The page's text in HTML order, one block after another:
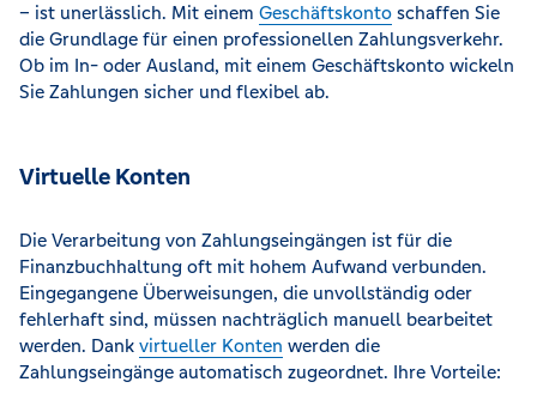
– ist unerlässlich. Mit einem Geschäftskonto schaffen Sie
die Grundlage für einen professionellen Zahlungsverkehr.
Ob im In- oder Ausland, mit einem Geschäftskonto wickeln
Sie Zahlungen sicher und flexibel ab.
Virtuelle Konten
Die Verarbeitung von Zahlungseingängen ist für die
Finanzbuchhaltung oft mit hohem Aufwand verbunden.
Eingegangene Überweisungen, die unvollständig oder
fehlerhaft sind, müssen nachträglich manuell bearbeitet
werden. Dank virtueller Konten werden die
Zahlungseingänge automatisch zugeordnet. Ihre Vorteile: